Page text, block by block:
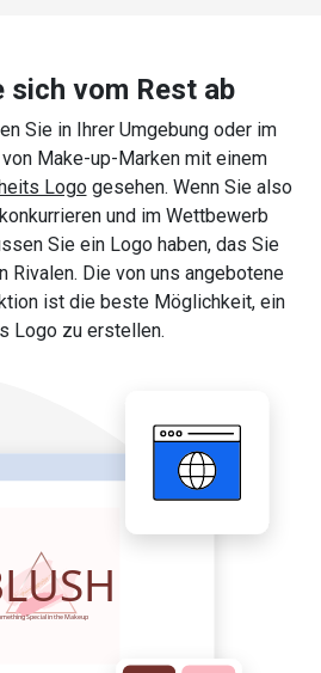
sich vom Rest ab
Sie in Ihrer Umgebung oder im
Make-up-Marken mit einem
Logogesehen. Wenn Sie also
und im Wettbewerb
Sie ein Logo haben, das Sie
Rivalen. Die von uns angebotene
ist die beste Möglichkeit, ein
Logo zu erstellen.